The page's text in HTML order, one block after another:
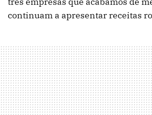
continuam a apresentar receitas